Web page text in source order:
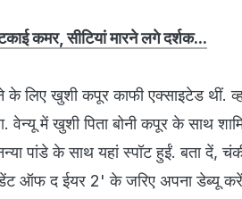
कमर, सीटियां मारने लगे दर्शक...
लिए खुशी कपूर काफी एक्साइटेड थीं.
में खुशी पिता बोनी कपूर के साथ
पांडे के साथ यहां स्पॉट हुईं. बता दें,
ऑफ द ईयर 2' के जरिए अपना डेब्यू